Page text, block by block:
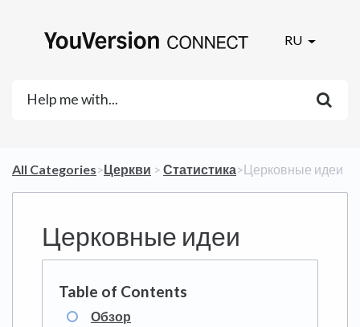
RU
All Categories​>​​Церкви ​ > ​ ​Статистика​>​ Церковные идеи
Церковные идеи
Обзор